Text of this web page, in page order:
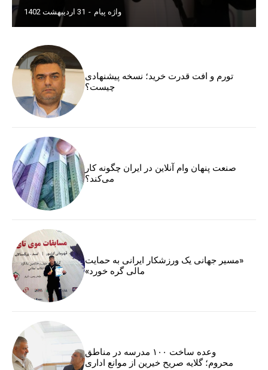
واژه پیام - 31 اردیبهشت 1402
تورم و افت قدرت خرید؛ نسخه پیشنهادی
چیست؟
صنعت پنهان وام آنلاین در ایران چگونه کار
می‌کند؟
«مسیر جهانی یک ورزشکار ایرانی به حمایت
مالی گره خورد»
وعده ساخت ۱۰۰ مدرسه در مناطق
محروم؛ گلایه صریح خیرین از موانع اداری